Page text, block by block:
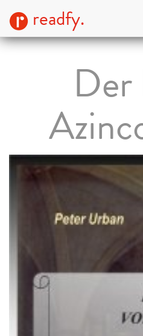
readfy.
Der